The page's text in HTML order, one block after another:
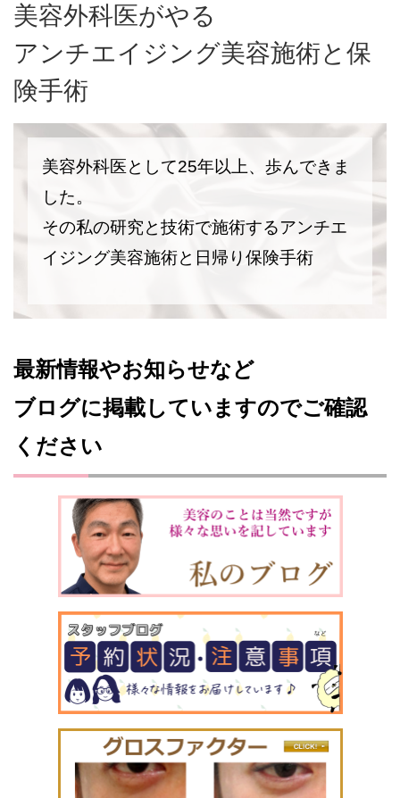
美容外科医がやる
アンチエイジング美容施術と保
険手術
美容外科医として25年以上、歩んできま
した。
その私の研究と技術で施術するアンチエ
イジング美容施術と日帰り保険手術
最新情報やお知らせなど
ブログに掲載していますのでご確認
ください